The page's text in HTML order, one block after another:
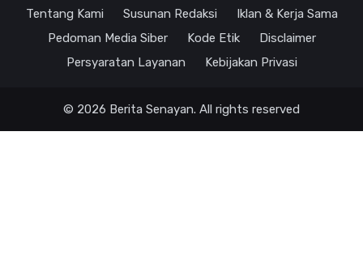
Tentang Kami Susunan Redaksi
Iklan & Kerja Sama
Pedoman Media Siber
Kode Etik
Disclaimer
Persyaratan Layanan
Kebijakan Privasi
© 2026 Berita Senayan. All rights reserved